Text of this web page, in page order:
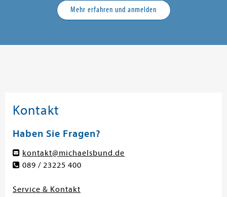
Mehr erfahren und anmelden
Kontakt
Haben Sie Fragen?
kontakt@michaelsbund.de
089 / 23225 400
Service & Kontakt